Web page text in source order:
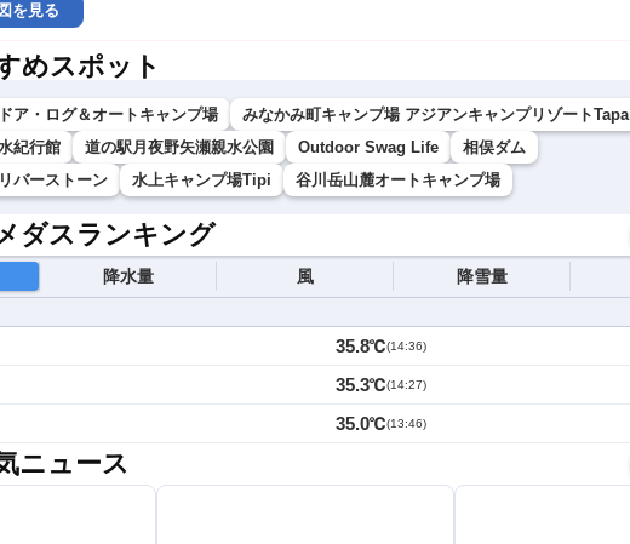
を見る
めスポット
ア・ログ＆オートキャンプ場
みなかみ町キャンプ場 アジアンキャンプリゾートTapa
紀行館
道の駅月夜野矢瀬親水公園 Outdoor Swag Life
相俣ダム
バーストーン
水上キャンプ場Tipi 谷川岳山麓オートキャンプ場
ダスランキング
降水量 風 降雪量
35.8℃(14:36)
35.3℃(14:27)
35.0℃(13:46)
ニュース